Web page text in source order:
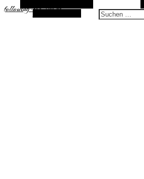
following-the-sun.de
Zufallsauswahl